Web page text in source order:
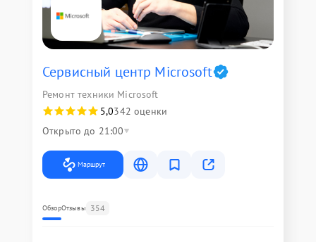
Сервисный центр Microsoft
Ремонт техники Microsoft
5,0342 оценки
Открыто до 21:00
Маршрут
ОбзорОтзывы 354